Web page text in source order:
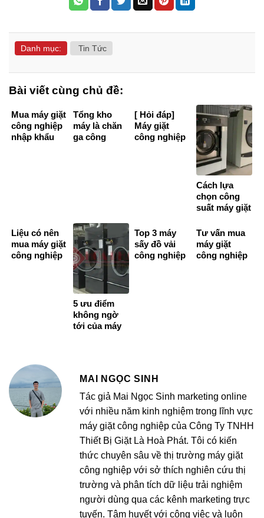
Danh mục: Tin Tức
Bài viết cùng chủ đề:
Mua máy giặt
công nghiệp
nhập khẩu
Tổng kho
máy là chăn
ga công
[ Hỏi đáp]
Máy giặt
công nghiệp
Cách lựa
chọn công
suất máy giặt
tốt nhất
Liệu có nên
mua máy giặt
công nghiệp
5 ưu điểm
không ngờ
tới của máy
Top 3 máy
sấy đồ vải
công nghiệp
Tư vấn mua
máy giặt
công nghiệp
MAI NGỌC SINH
Tác giả Mai Ngọc Sinh marketing online
với nhiều năm kinh nghiệm trong lĩnh vực
máy giặt công nghiệp của Công Ty TNHH
Thiết Bị Giặt Là Hoà Phát. Tôi có kiến
thức chuyên sâu về thị trường máy giặt
công nghiệp với sở thích nghiên cứu thị
trường và phân tích dữ liệu trải nghiệm
người dùng qua các kênh marketing trực
tuyến. Tâm huyết với công việc và luôn